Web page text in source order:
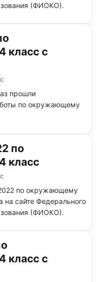
(ФИОКО).
класс с
прошли
по окружающему
по
класс
по окружающему
на сайте Федерального
(ФИОКО).
класс с